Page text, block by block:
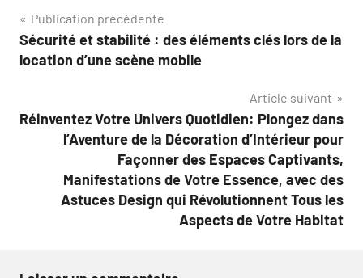
Navigation
de
Publication précédente
Sécurité et stabilité : des éléments clés lors de la
location d’une scène mobile
Article suivant
Réinventez Votre Univers Quotidien: Plongez dans
l’Aventure de la Décoration d’Intérieur pour
Façonner des Espaces Captivants,
Manifestations de Votre Essence, avec des
Astuces Design qui Révolutionnent Tous les
Aspects de Votre Habitat